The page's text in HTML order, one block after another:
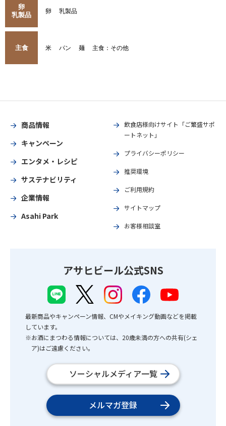
卵
乳製品
卵 乳製品
主食 米 パン 麺 主食：その他
商品情報
キャンペーン
エンタメ・レシピ
サステナビリティ
企業情報
Asahi Park
飲食店様向けサイト「ご繁盛サポ
ートネット」
プライバシーポリシー
推奨環境
ご利用規約
サイトマップ
お客様相談室
アサヒビール公式SNS
最新商品やキャンペーン情報、CMやメイキング動画などを掲載
しています。
※お酒にまつわる情報については、20歳未満の方への共有(シェ
ア)はご遠慮ください。
ソーシャルメディア一覧
メルマガ登録